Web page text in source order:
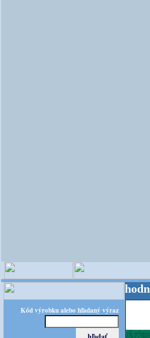
Kód výrobku alebo hľadaný výraz
- Kvalita za výhodnú cenu!